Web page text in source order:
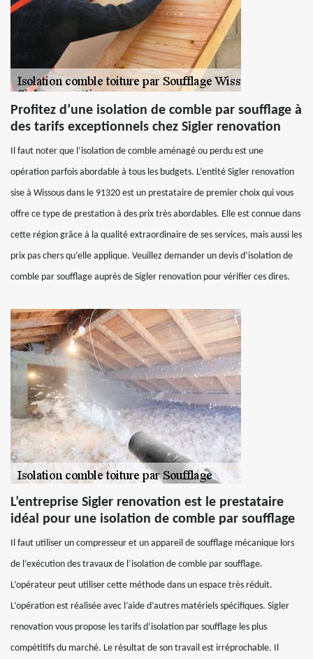
Profitez d’une isolation de comble par soufflage à
des tarifs exceptionnels chez Sigler renovation
Il faut noter que l’isolation de comble aménagé ou perdu est une
opération parfois abordable à tous les budgets. L’entité Sigler renovation
sise à Wissous dans le 91320 est un prestataire de premier choix qui vous
offre ce type de prestation à des prix très abordables. Elle est connue dans
cette région grâce à la qualité extraordinaire de ses services, mais aussi les
prix pas chers qu’elle applique. Veuillez demander un devis d’isolation de
comble par soufflage auprès de Sigler renovation pour vérifier ces dires.
L’entreprise Sigler renovation est le prestataire
idéal pour une isolation de comble par soufflage
Il faut utiliser un compresseur et un appareil de soufflage mécanique lors
de l’exécution des travaux de l’isolation de comble par soufflage.
L’opérateur peut utiliser cette méthode dans un espace très réduit.
L’opération est réalisée avec l’aide d’autres matériels spécifiques. Sigler
renovation vous propose les tarifs d’isolation par soufflage les plus
compétitifs du marché. Le résultat de son travail est irréprochable. Il